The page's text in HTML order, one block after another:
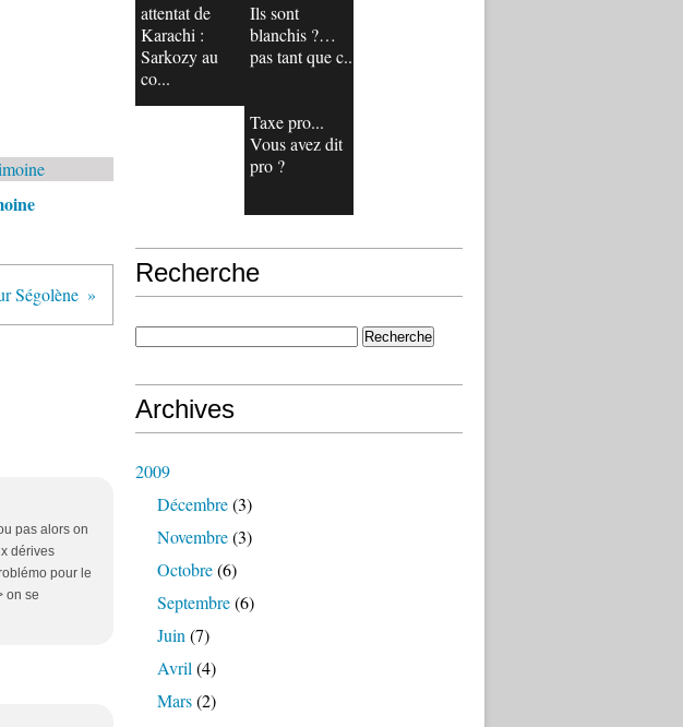
Ségolène
pas alors on
dérives
pour le
on se
attentat de
Karachi :
Sarkozy au
co...
Ils sont
blanchis ?…
pas tant que c...
Taxe pro...
Vous avez dit
pro ?
Recherche
Archives
2009
Décembre(3)
Novembre(3)
Octobre(6)
Septembre(6)
Juin (7)
Avril (4)
Mars(2)